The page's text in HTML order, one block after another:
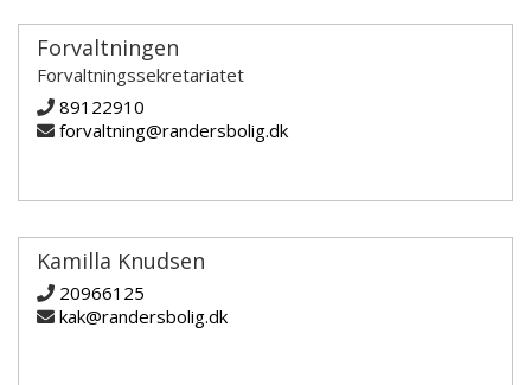
Forvaltningen
Forvaltningssekretariatet
89122910
forvaltning@randersbolig.dk
Kamilla Knudsen
20966125
kak@randersbolig.dk